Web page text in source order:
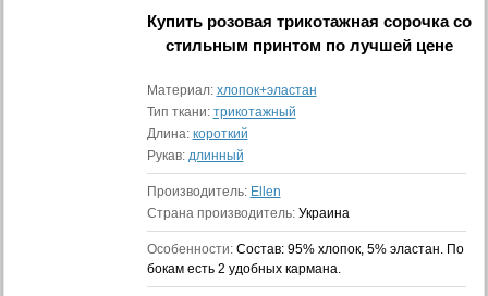
Купить розовая трикотажная сорочка со
стильным принтом по лучшей цене
Материал: хлопок+эластан
Тип ткани: трикотажный
Длина: короткий
Рукав: длинный
Производитель: Ellen
Страна производитель: Украина
Особенности: Состав: 95% хлопок, 5% эластан. По
бокам есть 2 удобных кармана.